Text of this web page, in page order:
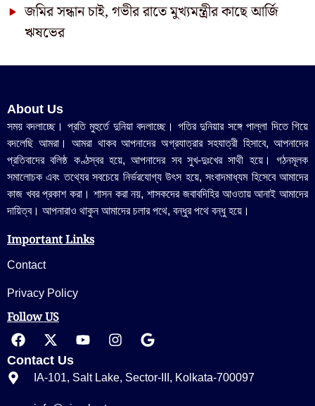
জমির সন্ধান চাই, গভীর রাতে মুখ্যমন্ত্রীর কাছে আর্জি
ঋষভের
About Us
সময় বদলাচ্ছে। প্রতি মুহুর্তে দুনিয়া বদলাচ্ছে। গতির দুনিয়ার সঙ্গে পাল্লা দিতে গিয়ে
বদলেছি আমরা। আমরা থাকব আপনাদের অগ্রযাত্রার সহযাত্রী হিসাবে, আপনাদের
প্রতিবাদের বলিষ্ঠ কণ্ঠস্বর হয়ে, আপনাদের সব সুখ-দুঃখের সাথী হয়ে। গঠনমূলক
সমালোচক এবং তথ্যের সবচেয়ে নির্ভরযোগ্য উ‍ৎস হয়ে, সংবাদমাধ্যম হিসেবে আমাদের
কাজ খবর প্রকাশ করা। শাসন করা নয়, শাসকদের জবাবদিহির আওতায় আনাই আমাদের
দায়িত্ব। আপনারাও থাকুন আমাদের চলার পথে, বন্ধুর পথে বন্ধু হয়ে।
Important Links
Contact
Privacy Policy
Follow US
Contact Us
IA-101, Salt Lake, Sector-III, Kolkata-700097